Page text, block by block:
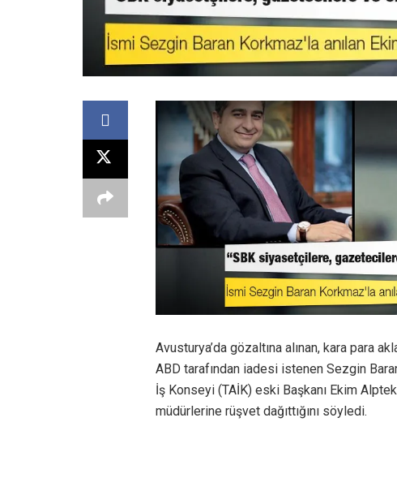
Avusturya’da gözaltına alınan, kara para
ABD tarafından iadesi istenen Sezgin
İş Konseyi (TAİK) eski Başkanı Ekim
müdürlerine rüşvet dağıttığını söyledi.